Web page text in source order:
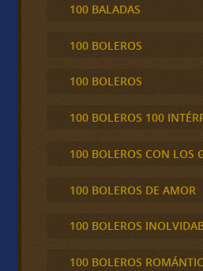
100 BALADAS
100 BOLEROS
100 BOLEROS
100 BOLEROS 100
100 BOLEROS CON LOS
100 BOLEROS DE AMOR
100 BOLEROS
100 BOLEROS